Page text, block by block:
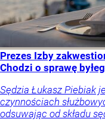
Prezes Izby
Chodzi o sprawę
Sędzia Łukasz Piebiak
czynnościach
odsuwając od składu